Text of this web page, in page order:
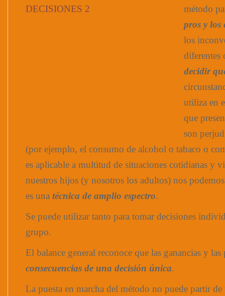
método
pros y los
los
decidir
utiliza en
que
son
(por ejemplo, el consumo de alcohol o tabaco o
es aplicable a multitud de situaciones cotidianas y
nuestros hijos (y nosotros los adultos) nos
es una técnica de amplio espectro.
Se puede utilizar tanto para tomar decisiones
grupo.
El balance general reconoce que las ganancias y las
consecuencias de una decisión única.
La puesta en marcha del método no puede partir de